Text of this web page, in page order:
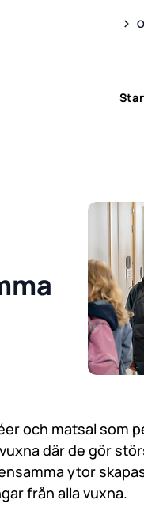
och matsal som
där de gör
ytor
från alla vuxna.